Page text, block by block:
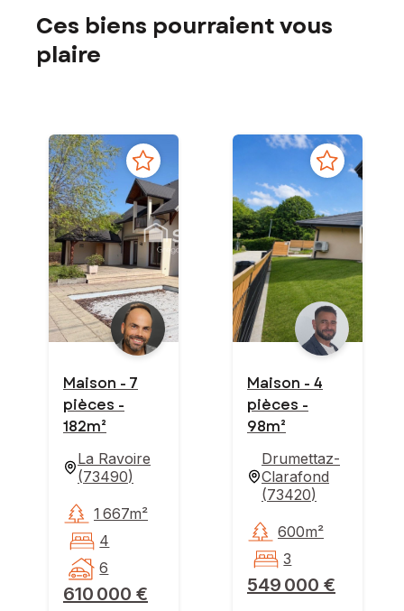
Ces biens pourraient vous
plaire
Maison - 7
pièces -
182m²
La Ravoire
(73490)
610 000 €
1 667m²
4
6
Maison - 4
pièces -
98m²
Drumettaz-
Clarafond
(73420)
549 000 €
600m²
3